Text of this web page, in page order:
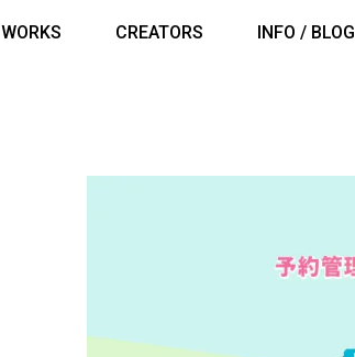
WORKS CREATORS INFO / BLOG